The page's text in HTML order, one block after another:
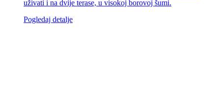
uživati i na dvije terase, u visokoj borovoj šumi.
Pogledaj detalje